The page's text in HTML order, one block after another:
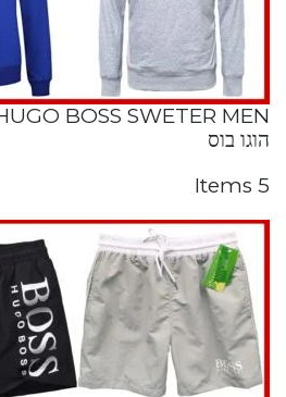
הוגו בוס
5 Items